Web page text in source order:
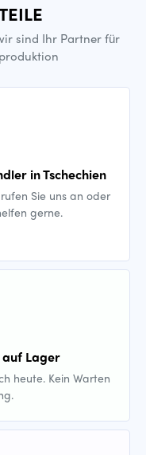
sind Ihr Partner für
in Tschechien
Sie uns an oder
gerne.
Lager
heute. Kein Warten